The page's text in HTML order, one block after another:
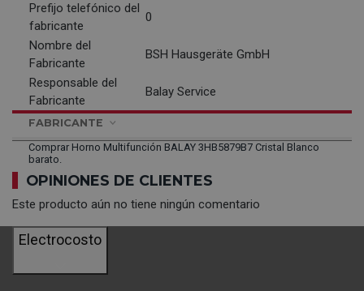
Prefijo telefónico del
fabricante
0
Nombre del
Fabricante
BSH Hausgeräte GmbH
Responsable del
Fabricante
Balay Service
FABRICANTE
Comprar Horno Multifunción BALAY 3HB5879B7 Cristal Blanco
barato.
OPINIONES DE CLIENTES
Este producto aún no tiene ningún comentario
Electrocosto